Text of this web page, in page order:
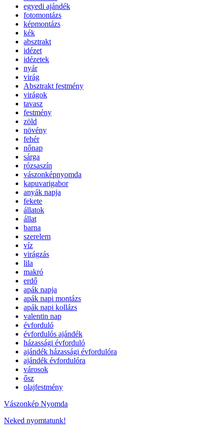
egyedi ajándék
fotomontázs
képmontázs
kék
absztrakt
idézet
idézetek
nyár
virág
Absztrakt festmény
virágok
tavasz
festmény
zöld
növény
fehér
nőnap
sárga
rózsaszín
vászonképnyomda
kapuvarigabor
anyák napja
fekete
állatok
állat
barna
szerelem
víz
virágzás
lila
makró
erdő
apák napja
apák napi montázs
apák napi kollázs
valentin nap
évforduló
évfordulós ajándék
házassági évforduló
ajándék házassági évfordulóra
ajándék évfordulóra
városok
ősz
olajfestmény
Vászonkép Nyomda
Neked nyomtatunk!